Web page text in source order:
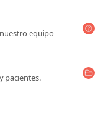
equipo
pacientes.